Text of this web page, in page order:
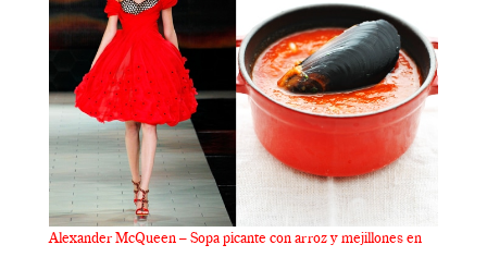
Alexander McQueen – Sopa picante con arroz y mejillones en